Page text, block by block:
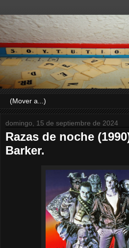
domingo, 15 de septiembre de 2024
Razas de noche
Barker.